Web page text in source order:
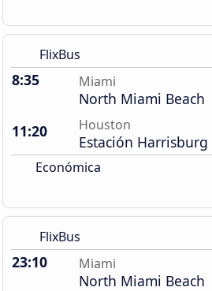
FlixBus
8:35 Miami
North Miami Beach
11:20
Houston
Estación Harrisburg
Económica
FlixBus
23:10 Miami
North Miami Beach